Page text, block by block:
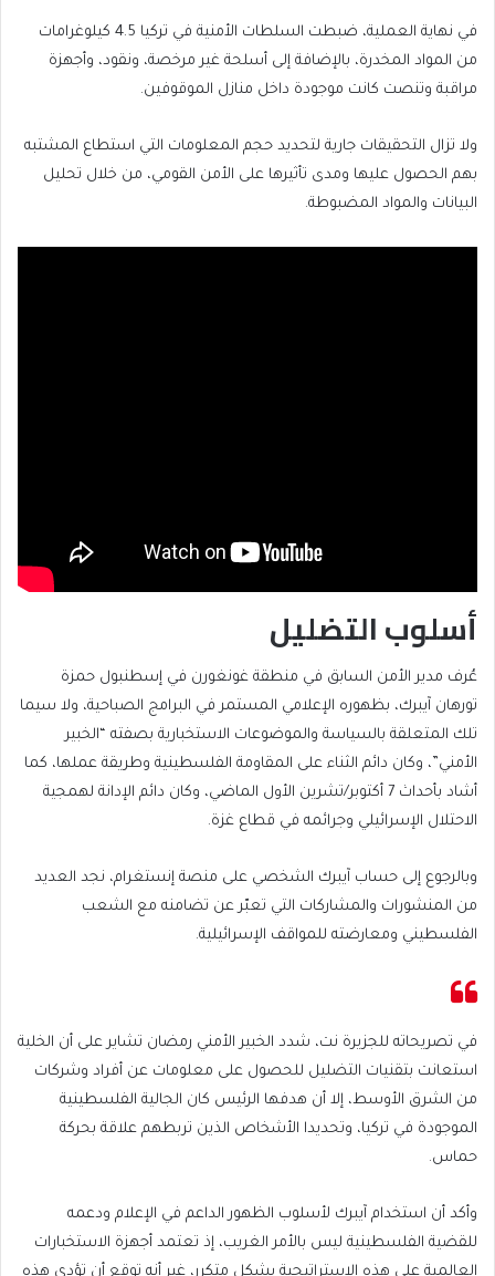
في نهاية العملية، ضبطت السلطات الأمنية في تركيا 4.5 كيلوغرامات
من المواد المخدرة، بالإضافة إلى أسلحة غير مرخصة، ونقود، وأجهزة
مراقبة وتنصت كانت موجودة داخل منازل الموقوفين.
ولا تزال التحقيقات جارية لتحديد حجم المعلومات التي استطاع المشتبه
بهم الحصول عليها ومدى تأثيرها على الأمن القومي، من خلال تحليل
البيانات والمواد المضبوطة.
أسلوب التضليل
عُرف مدير الأمن السابق في منطقة غونغورن في إسطنبول حمزة
تورهان آيبرك، بظهوره الإعلامي المستمر في البرامج الصباحية، ولا سيما
تلك المتعلقة بالسياسة والموضوعات الاستخبارية بصفته “الخبير
الأمني”، وكان دائم الثناء على المقاومة الفلسطينية وطريقة عملها، كما
أشاد بأحداث 7 أكتوبر/تشرين الأول الماضي، وكان دائم الإدانة لهمجية
الاحتلال الإسرائيلي وجرائمه في قطاع غزة.
وبالرجوع إلى حساب آيبرك الشخصي على منصة إنستغرام، نجد العديد
من المنشورات والمشاركات التي تعبّر عن تضامنه مع الشعب
الفلسطيني ومعارضته للمواقف الإسرائيلية.
في تصريحاته للجزيرة نت، شدد الخبير الأمني رمضان تشاير على أن الخلية
استعانت بتقنيات التضليل للحصول على معلومات عن أفراد وشركات
من الشرق الأوسط، إلا أن هدفها الرئيس كان الجالية الفلسطينية
الموجودة في تركيا، وتحديدا الأشخاص الذين تربطهم علاقة بحركة
حماس.
وأكد أن استخدام آيبرك لأسلوب الظهور الداعم في الإعلام ودعمه
للقضية الفلسطينية ليس بالأمر الغريب، إذ تعتمد أجهزة الاستخبارات
العالمية على هذه الإستراتيجية بشكل متكرر، غير أنه توقع أن تؤدي هذه